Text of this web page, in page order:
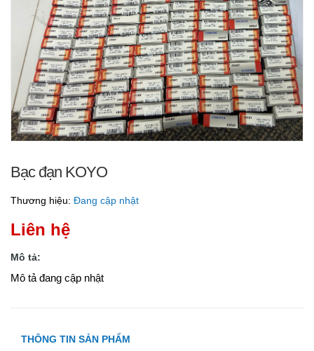
Bạc đạn KOYO
Thương hiệu: Đang cập nhật
Liên hệ
Mô tả:
Mô tả đang cập nhật
THÔNG TIN SẢN PHẨM